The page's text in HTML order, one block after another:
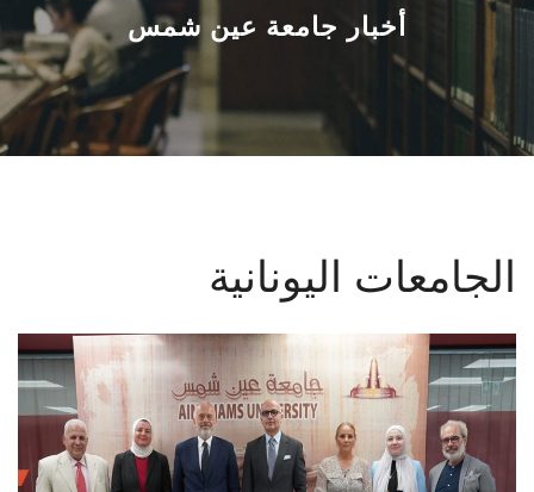
القطاعـات
الشئون الأكاديمية
البحث العلمي
الأنظمة الذكية
الإعلام
تواصل معنا
أخبار جامعة عين شمس
الجامعات اليونانية